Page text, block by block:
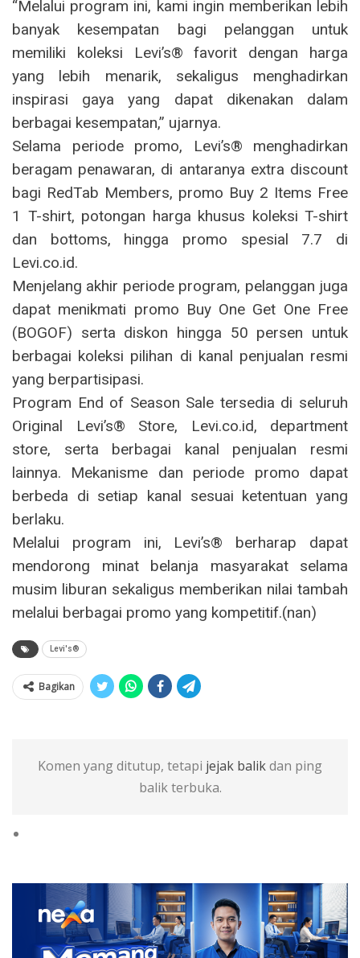
“Melalui program ini, kami ingin memberikan lebih
banyak kesempatan bagi pelanggan untuk
memiliki koleksi Levi’s® favorit dengan harga
yang lebih menarik, sekaligus menghadirkan
inspirasi gaya yang dapat dikenakan dalam
berbagai kesempatan,” ujarnya.
Selama periode promo, Levi’s® menghadirkan
beragam penawaran, di antaranya extra discount
bagi RedTab Members, promo Buy 2 Items Free
1 T-shirt, potongan harga khusus koleksi T-shirt
dan bottoms, hingga promo spesial 7.7 di
Levi.co.id.
Menjelang akhir periode program, pelanggan juga
dapat menikmati promo Buy One Get One Free
(BOGOF) serta diskon hingga 50 persen untuk
berbagai koleksi pilihan di kanal penjualan resmi
yang berpartisipasi.
Program End of Season Sale tersedia di seluruh
Original Levi’s® Store, Levi.co.id, department
store, serta berbagai kanal penjualan resmi
lainnya. Mekanisme dan periode promo dapat
berbeda di setiap kanal sesuai ketentuan yang
berlaku.
Melalui program ini, Levi’s® berharap dapat
mendorong minat belanja masyarakat selama
musim liburan sekaligus memberikan nilai tambah
melalui berbagai promo yang kompetitif.(nan)
Levi's®
Bagikan
Komen yang ditutup, tetapi jejak balikdan ping
balik terbuka.